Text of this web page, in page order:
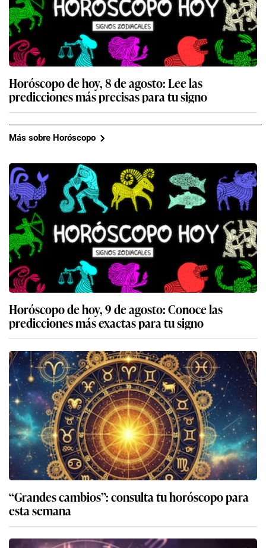
Horóscopo de hoy, 8 de agosto: Lee las
predicciones más precisas para tu signo
Más sobre Horóscopo
Horóscopo de hoy, 9 de agosto: Conoce las
predicciones más exactas para tu signo
“Grandes cambios”: consulta tu horóscopo para
esta semana